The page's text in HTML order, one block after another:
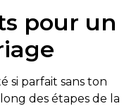
pour un
si parfait sans ton
des étapes de la